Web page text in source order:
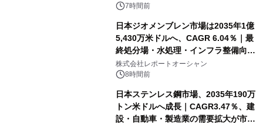
7時間前
日本ジオメンブレン市場は2035年1億
5,430万米ドルへ、CAGR 6.04％｜最
終処分場・水処理・インフラ整備向け
需要拡大
株式会社レポートオーシャン
8時間前
日本ステンレス鋼市場、2035年190万
トン米ドルへ成長｜CAGR3.47％、建
設・自動車・製造業の需要拡大が市場